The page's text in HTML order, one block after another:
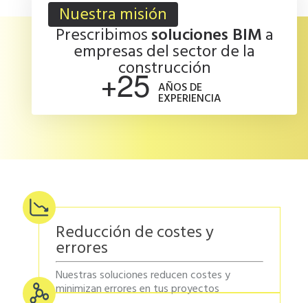
Nuestra misión
Prescribimossoluciones BIMa
empresas del sector de la
construcción
+25 AÑOS DE
EXPERIENCIA
Reducción de costes y
errores
Nuestras soluciones reducen costes y
minimizan errores en tus proyectos